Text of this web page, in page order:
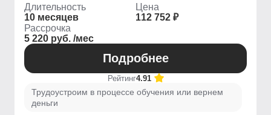
Длительность
10 месяцев
Цена
112 752 ₽
Рассрочка
5 220 руб. /мес
Подробнее
Рейтинг4.91
Трудоустроим в процессе обучения или вернем
деньги